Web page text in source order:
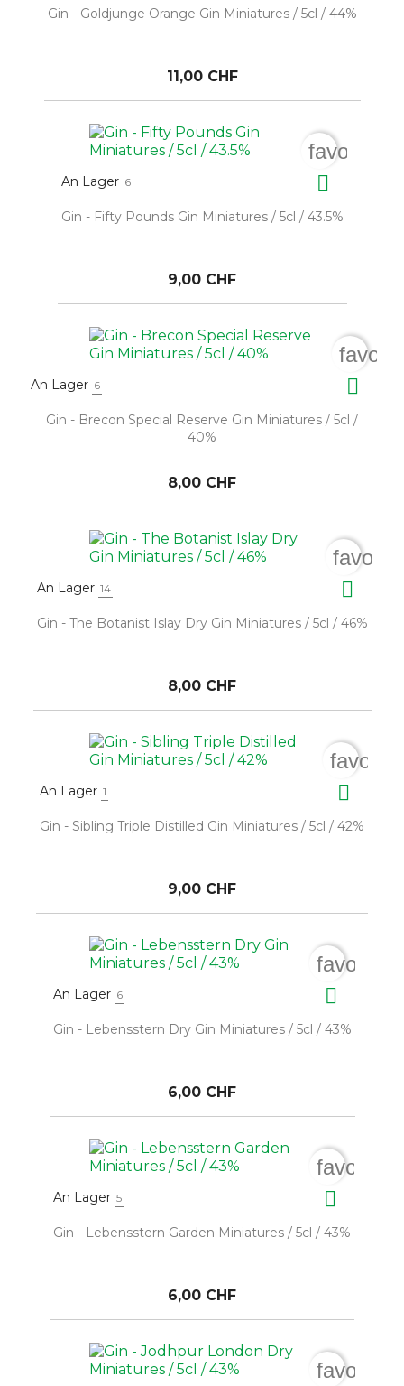
Gin - Goldjunge Orange Gin Miniatures / 5cl / 44%
11,00 CHF
An Lager 6 
Gin - Fifty Pounds Gin Miniatures / 5cl / 43.5%
9,00 CHF
An Lager 6 
Gin - Brecon Special Reserve Gin Miniatures / 5cl /
40%
8,00 CHF
An Lager 14 
Gin - The Botanist Islay Dry Gin Miniatures / 5cl / 46%
8,00 CHF
An Lager 1 
Gin - Sibling Triple Distilled Gin Miniatures / 5cl / 42%
9,00 CHF
An Lager 6 
Gin - Lebensstern Dry Gin Miniatures / 5cl / 43%
6,00 CHF
An Lager 5 
Gin - Lebensstern Garden Miniatures / 5cl / 43%
6,00 CHF